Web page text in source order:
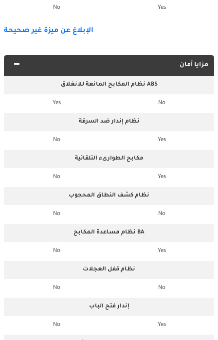
Yes
No
الإبلاغ عن ميزة غير صحيحة
مزايا أمان
نظام المكابح المانعة للانغلاق ABS
No
Yes
نظام إندار ضد السرقة
Yes
No
مكابح الطوارىء التلقائية
Yes
No
نظام كشف النطاق المحجوب
No
No
نظام مساعدة المكابح BA
Yes
No
نظام قفل العجلات
No
No
إندار فتح الباب
Yes
No